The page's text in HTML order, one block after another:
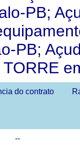
PB;
PB;
do contrato
--